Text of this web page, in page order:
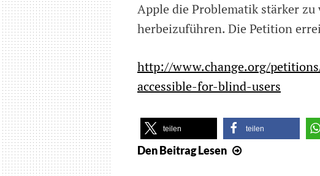
Apple die Problematik stärker
herbeizuführen. Die Petition
http://www.change.org/
accessible-for-blind-users
teilen teilen
Den BeitragLesen